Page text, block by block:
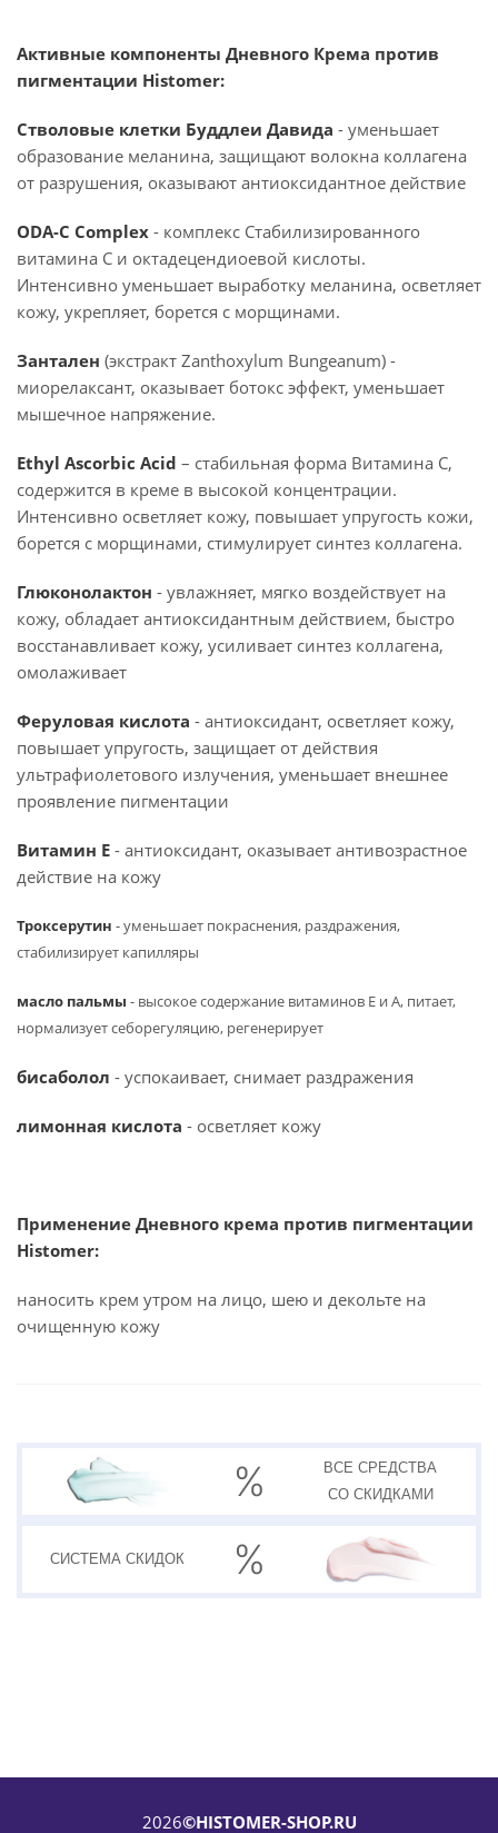
Активные компоненты Дневного Крема против
пигментации Histomer:
Стволовые клетки Буддлеи Давида - уменьшает
образование меланина, защищают волокна коллагена
от разрушения, оказывают антиоксидантное действие
ODA-C Complex - комплекс Стабилизированного
витамина C и октадецендиоевой кислоты.
Интенсивно уменьшает выработку меланина, осветляет
кожу, укрепляет, борется с морщинами.
Зантален (экстракт Zanthoxylum Bungeanum) -
миорелаксант, оказывает ботокс эффект, уменьшает
мышечное напряжение.
Ethyl Ascorbic Acid – стабильная форма Витамина С,
содержится в креме в высокой концентрации.
Интенсивно осветляет кожу, повышает упругость кожи,
борется с морщинами, стимулирует синтез коллагена.
Глюконолактон - увлажняет, мягко воздействует на
кожу, обладает антиоксидантным действием, быстро
восстанавливает кожу, усиливает синтез коллагена,
омолаживает
Феруловая кислота - антиоксидант, осветляет кожу,
повышает упругость, защищает от действия
ультрафиолетового излучения, уменьшает внешнее
проявление пигментации
Витамин Е - антиоксидант, оказывает антивозрастное
действие на кожу
Троксерутин - уменьшает покраснения, раздражения,
стабилизирует капилляры
масло пальмы - высокое содержание витаминов Е и А, питает,
нормализует себорегуляцию, регенерирует
бисаболол - успокаивает, снимает раздражения
лимонная кислота - осветляет кожу
Применение Дневного крема против пигментации
Histomer:
наносить крем утром на лицо, шею и декольте на
очищенную кожу
ВСЕ СРЕДСТВА
СО СКИДКАМИ
СИСТЕМАСКИДОК
2026©HISTOMER-SHOP.RU